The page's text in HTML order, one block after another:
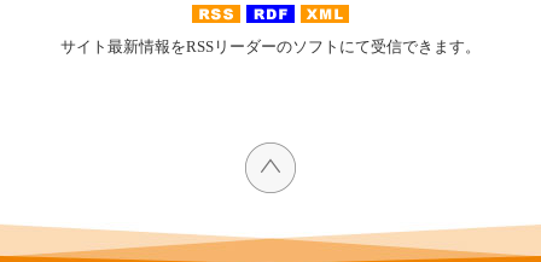
サイト最新情報をRSSリーダーのソフトにて受信できます。